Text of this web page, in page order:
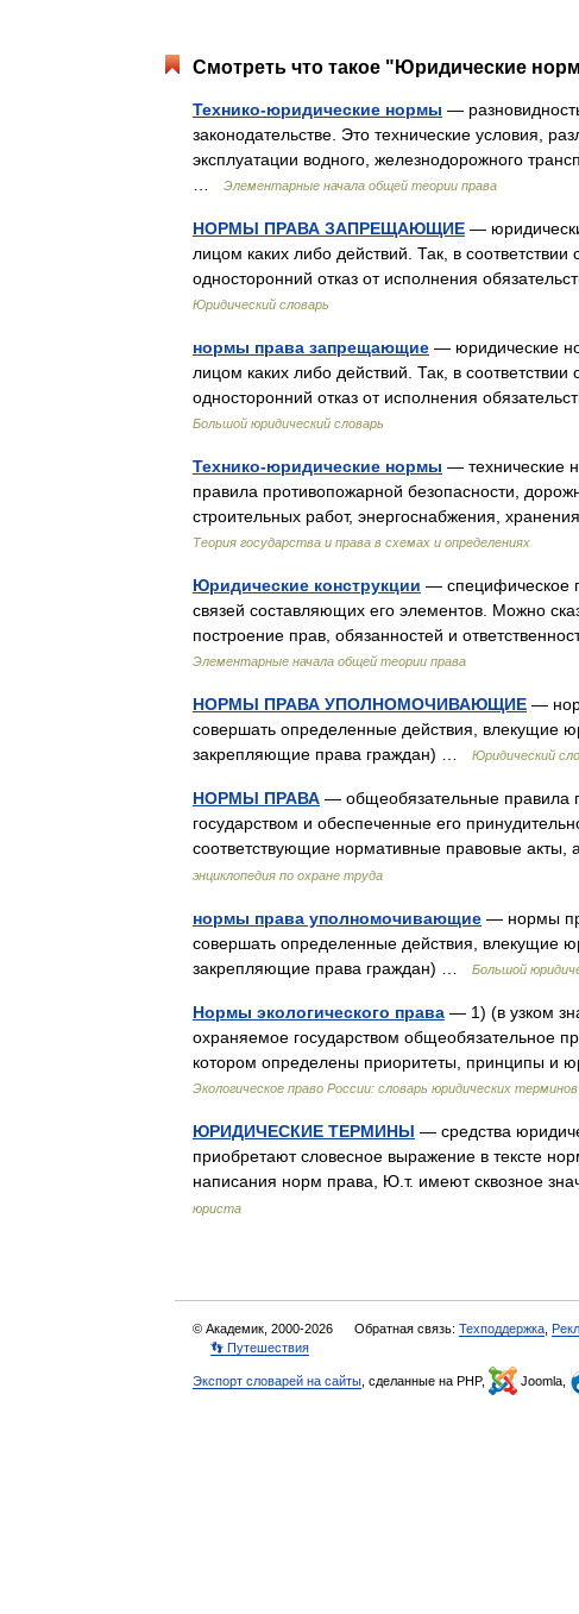
Смотреть что такое "Юридические
Технико-юридические нормы —
законодательстве. Это технические условия,
эксплуатации водного, железнодорожного
Элементарные начала общей теории права
НОРМЫ ПРАВА ЗАПРЕЩАЮЩИЕ —
лицом каких либо действий. Так, в
односторонний отказ от исполнения
Юридический словарь
нормы права запрещающие — юридические
лицом каких либо действий. Так, в
односторонний отказ от исполнения
Большой юридический словарь
Технико-юридические нормы — технические
правила противопожарной безопасности,
строительных работ, энергоснабжения,
Теория государства и права в схемах и определениях
Юридические конструкции — специфическое
связей составляющих его элементов. Можно
построение прав, обязанностей и
Элементарные начала общей теории права
НОРМЫ ПРАВА УПОЛНОМОЧИВАЮЩИЕ —
совершать определенные действия, влекущие
закрепляющие права граждан) …
Юридический
НОРМЫ ПРАВА — общеобязательные правила
государством и обеспеченные его
соответствующие нормативные правовые
энциклопедия по охране труда
нормы права уполномочивающие — нормы
совершать определенные действия, влекущие
закрепляющие права граждан) …
Большой
Нормы экологического права — 1) (в узком
охраняемое государством общеобязательное
котором определены приоритеты, принципы и
Экологическое право России: словарь юридических терминов
ЮРИДИЧЕСКИЕ ТЕРМИНЫ — средства
приобретают словесное выражение в тексте
написания норм права, Ю.т. имеют сквозное
юриста
© Академик, 2000-2026 Обратная связь: Техподдержка
👣 Путешествия
Экспорт словарей на сайты , сделанные на PHP, Joomla,